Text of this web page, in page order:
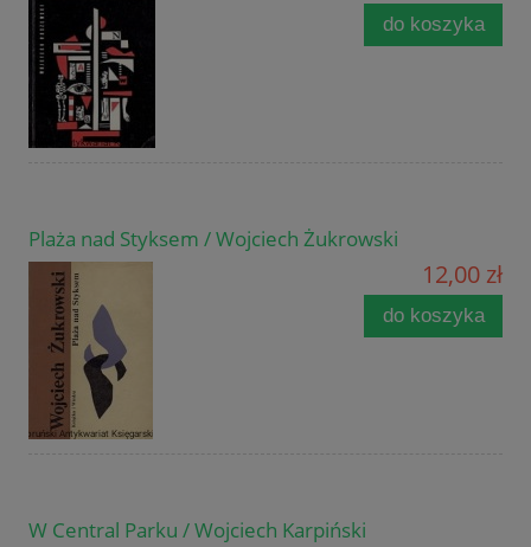
do koszyka
Plaża nad Styksem / Wojciech Żukrowski
12,00 zł
do koszyka
W Central Parku / Wojciech Karpiński